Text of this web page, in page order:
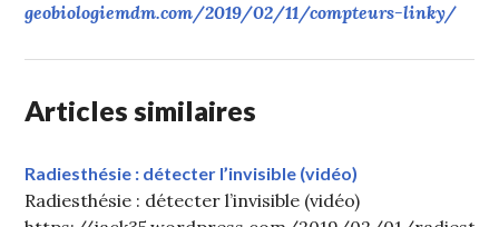
geobiologiemdm.com/2019/02/11/compteurs-linky/
Articles similaires
Radiesthésie : détecter l’invisible (vidéo)
Radiesthésie : détecter l’invisible (vidéo)